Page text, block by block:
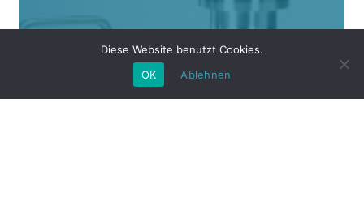
Diese Website benutzt Cookies.
OK
Ablehnen